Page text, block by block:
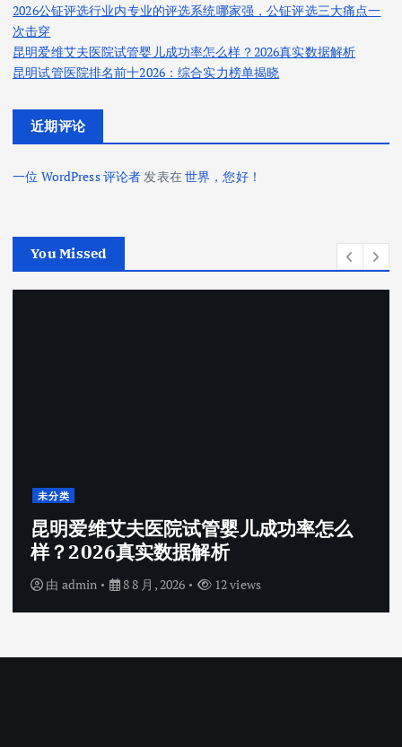
2026公钲评选行业内专业的评选系统哪家强，公钲评选三大痛点一
次击穿
昆明爱维艾夫医院试管婴儿成功率怎么样？2026真实数据解析
昆明试管医院排名前十2026：综合实力榜单揭晓
近期评论
一位 WordPress 评论者 发表在世界，您好！
You Missed
未分类
昆明爱维艾夫医院试管婴儿成功率怎么
样？2026真实数据解析
由 admin 8 8 月, 2026 12 views